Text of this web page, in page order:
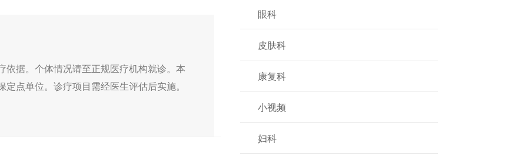
依据。个体情况请至正规医疗机构就诊。本
点单位。诊疗项目需经医生评估后实施。
眼科
皮肤科
康复科
小视频
妇科